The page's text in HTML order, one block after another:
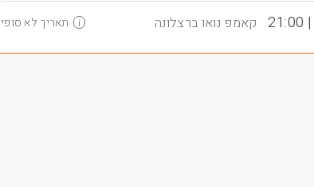
קאמפ נואו ברצלונה i תאריך לא סופי